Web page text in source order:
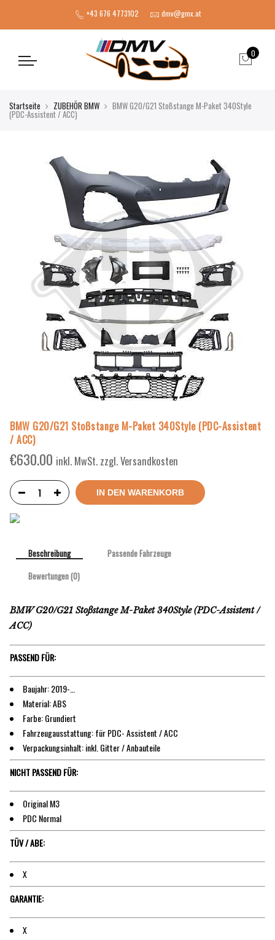
+43 676 4773102 dmv@gmx.at
0
Startseite ZUBEHÖR BMW BMW G20/G21 Stoßstange M-Paket 340Style
(PDC-Assistent / ACC)
BMW G20/G21 Stoßstange M-Paket 340Style (PDC-Assistent
/ ACC)
€630.00 inkl. MwSt. zzgl. Versandkosten
IN DEN WARENKORB
Beschreibung
Passende Fahrzeuge
Bewertungen (0)
BMW G20/G21 Stoßstange M-Paket 340Style (PDC-Assistent /
ACC)
PASSEND FÜR:
Baujahr: 2019-…
Material: ABS
Farbe: Grundiert
Fahrzeugausstattung: für PDC- Assistent / ACC
Verpackungsinhalt: inkl. Gitter / Anbauteile
NICHT PASSEND FÜR:
Original M3
PDC Normal
TÜV / ABE:
X
GARANTIE:
X